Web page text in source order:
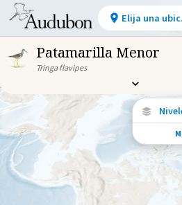
Patamarilla Menor
Tringa flavipes
Elija
ver dónde
aves
Elija una